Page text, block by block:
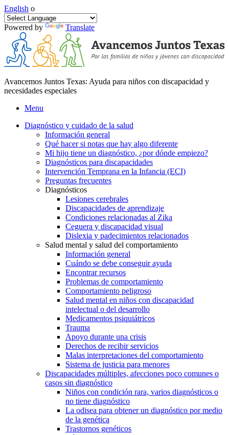
English o
Powered by Translate
Avancemos Juntos Texas: Ayuda para niños con discapacidad y
necesidades especiales
Menu
Diagnóstico y cuidado de la salud
Información general
Qué hacer si notas que hay algo diferente
Mi hijo tiene un diagnóstico, ¿por dónde empiezo?
Diagnósticos para discapacidades
Intervención Temprana en la Infancia (ECI)
Preguntas frecuentes
Diagnósticos
Lesiones cerebrales
Discapacidades de aprendizaje
Condiciones relacionadas al Zika
Ceguera y discapacidad visual
Dislexia y padecimientos relacionados
Salud mental y salud del comportamiento
Información general
Cuándo se debe conseguir ayuda
Encontrar recursos
Problemas de comportamiento
Comportamiento peligroso
Salud mental en niños con discapacidad
intelectual o del desarrollo
Medicamentos psiquiátricos
Trauma
Apoyo durante una crisis
Derechos de recibir servicios
Malas interpretaciones del comportamiento
Sistema de justicia para menores
Discapacidades múltiples, afecciones poco comunes o
casos sin diagnóstico
Niños con condición rara, varios diagnósticos o
no tiene diagnóstico
La odisea para obtener un diagnóstico por medio
de la genética
Trastornos genéticos